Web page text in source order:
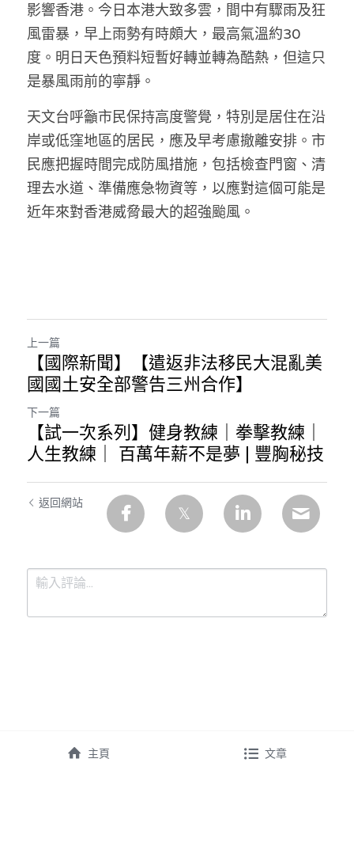
影響香港。今日本港大致多雲，間中有驟雨及狂
風雷暴，早上雨勢有時頗大，最高氣溫約30
度。明日天色預料短暫好轉並轉為酷熱，但這只
是暴風雨前的寧靜。
天文台呼籲市民保持高度警覺，特別是居住在沿
岸或低窪地區的居民，應及早考慮撤離安排。市
民應把握時間完成防風措施，包括檢查門窗、清
理去水道、準備應急物資等，以應對這個可能是
近年來對香港威脅最大的超強颱風。
上一篇
【國際新聞】【遣返非法移民大混亂美
國國土安全部警告三州合作】
下一篇
【試一次系列】健身教練｜拳擊教練｜
人生教練｜ 百萬年薪不是夢 | 豐胸秘技
返回網站
主頁 文章